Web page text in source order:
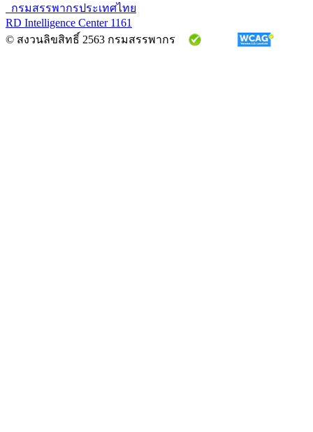
กรมสรรพากรประเทศไทย
RD Intelligence Center 1161
© สงวนลิขสิทธิ์ 2563 กรมสรรพากร